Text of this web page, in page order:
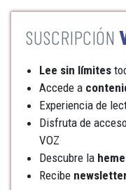
Lee sin límites
Accede a
Experiencia de
Disfruta de
VOZ
Descubre la
Recibe